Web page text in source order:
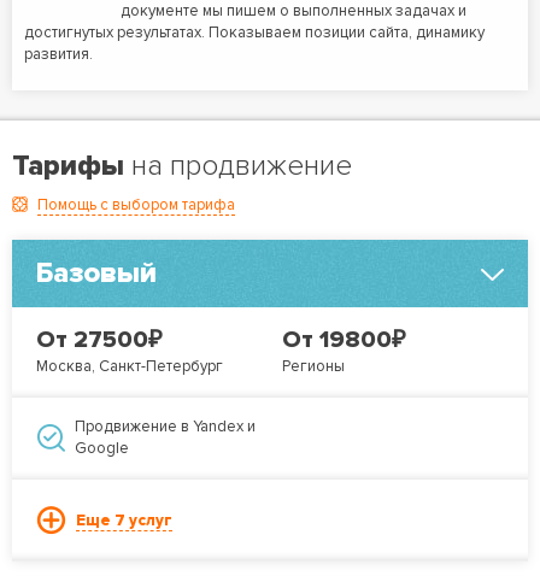
документе мы пишем о выполненных задачах и
достигнутых результатах. Показываем позиции сайта, динамику
развития.
Тарифы на продвижение
Помощь с выбором тарифа
Базовый
От 27500₽
Москва, Санкт-Петербург
От 19800₽
Регионы
Продвижение в Yandex и
Google
Еще 7 услуг